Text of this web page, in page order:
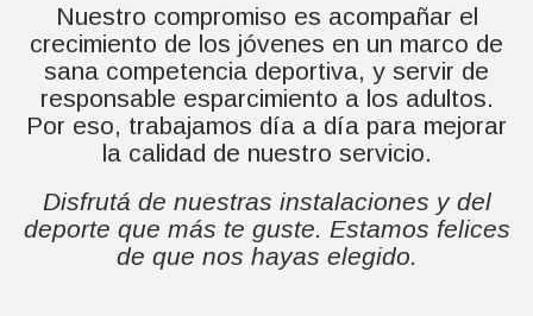
Nuestro compromiso es acompañar el
crecimiento de los jóvenes en un marco de
sana competencia deportiva, y servir de
responsable esparcimiento a los adultos.
Por eso, trabajamos día a día para mejorar
la calidad de nuestro servicio.
Disfrutá de nuestras instalaciones y del
deporte que más te guste. Estamos felices
de que nos hayas elegido.